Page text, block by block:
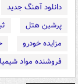
دانلود آهنگ جدید
پرشین هتل
مزایده خودرو
فروشنده مواد